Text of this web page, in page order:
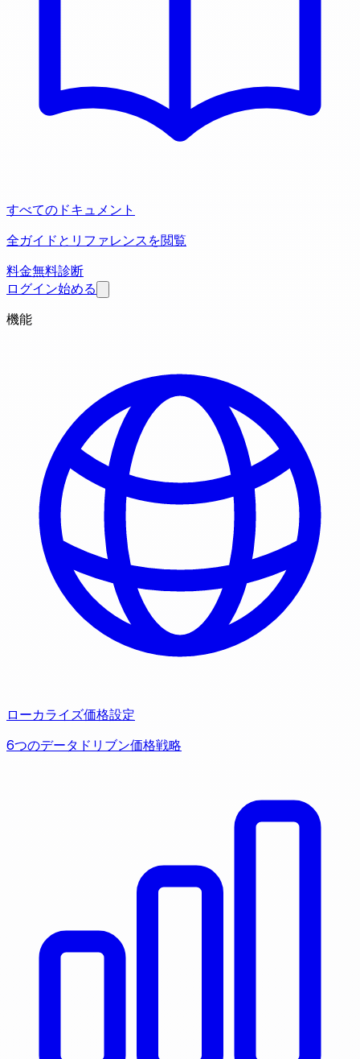
すべてのドキュメント
全ガイドとリファレンスを閲覧
料金無料診断
ログイン始める
機能
ローカライズ価格設定
6つのデータドリブン価格戦略